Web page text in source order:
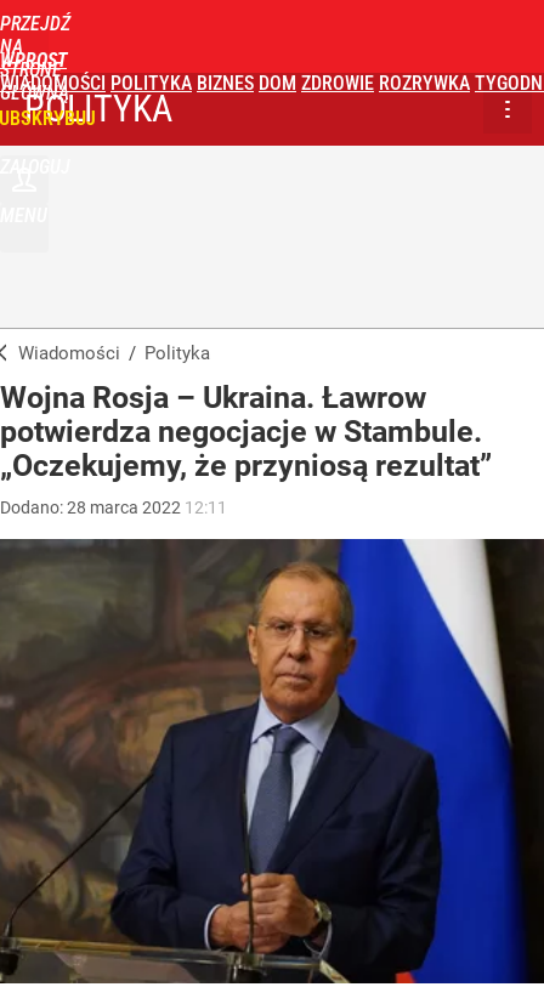
PRZEJDŹ
NA
STRONĘ
GŁÓWNĄ
WPROST
WIADOMOŚCI POLITYKA BIZNES DOM ZDROWIE ROZRYWKA
POLITYKA
Wiadomości / Polityka
Wojna Rosja – Ukraina. Ławrow
potwierdza negocjacje w Stambule.
„Oczekujemy, że przyniosą rezultat”
Dodano:28 marca 2022 12:11